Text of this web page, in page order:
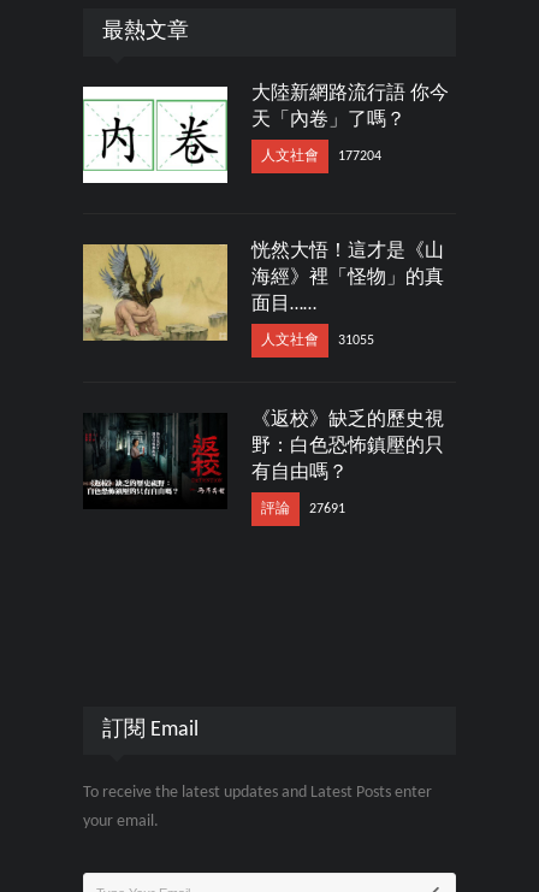
最熱文章
大陸新網路流行語 你今
天「內卷」了嗎？
人文社會 177204
恍然大悟！這才是《山
海經》裡「怪物」的真
面目……
人文社會 31055
《返校》缺乏的歷史視
野：白色恐怖鎮壓的只
有自由嗎？
評論 27691
訂閱 Email
To receive the latest updates and Latest Posts enter
your email.